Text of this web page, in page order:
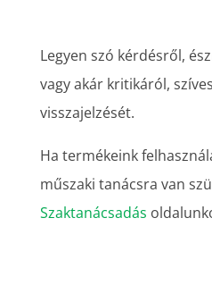
Legyen szó kérdésről,
vagy akár kritikáról,
visszajelzését.
Ha termékeink
műszaki tanácsra van
Szaktanácsadás